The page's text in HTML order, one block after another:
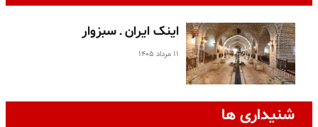
اینک ایران ـ سبزوار
۱۱ مرداد ۱۴۰۵
شنیداری ها